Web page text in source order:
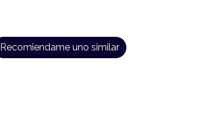
Recomiendame uno similar